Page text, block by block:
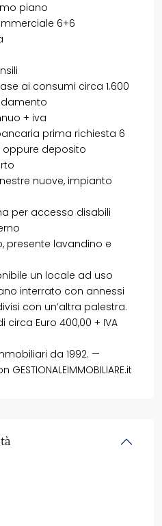
piano
6+6
ai consumi circa 1.600
+ iva
prima richiesta 6
oppure deposito
nuove, impianto
per accesso disabili
presente lavandino e
un locale ad uso
interrato con annessi
con un’altra palestra.
Euro 400,00 + IVA
da 1992. —